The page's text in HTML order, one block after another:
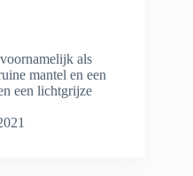
als
mantel en een
een lichtgrijze